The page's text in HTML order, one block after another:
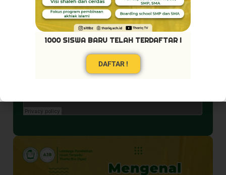
Pribadi Mulya
1000 SISWA BARU TELAH TERDAFTAR !
DAFTAR !